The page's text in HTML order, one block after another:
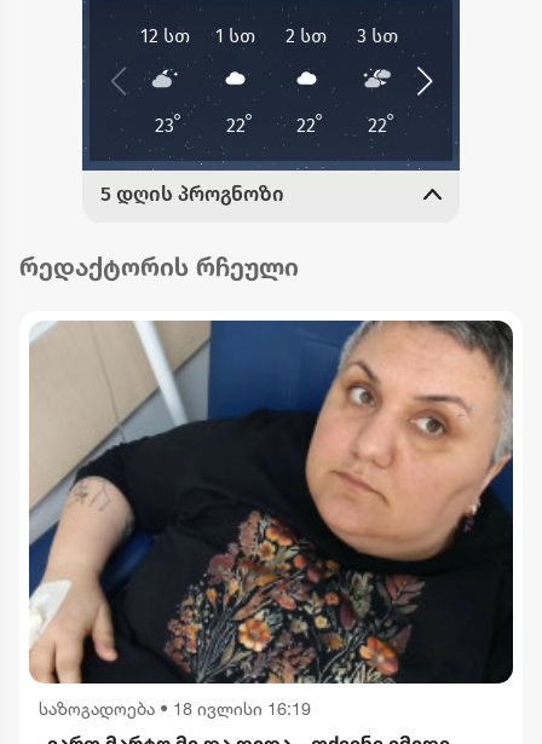
რედაქტორის რჩეული
საზოგადოება • 18 ივლისი 16:19